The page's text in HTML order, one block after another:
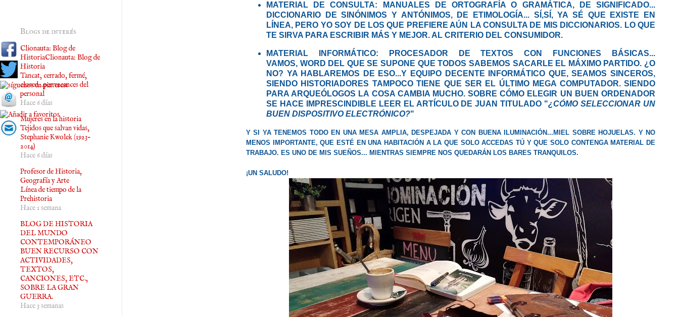
MATERIAL DE CONSULTA: MANUALES DE ORTOGRAFÍA O GRAMÁTICA, DE SIGNIFICADO...
DICCIONARIO DE SINÓNIMOS Y ANTÓNIMOS, DE ETIMOLOGÍA... SÍ,SÍ, YA SÉ QUE EXISTE EN
LÍNEA, PERO YO SOY DE LOS QUE PREFIERE AÚN LA CONSULTA DE MIS DICCIONARIOS. LO QUE
TE SIRVA PARA ESCRIBIR MÁS Y MEJOR. AL CRITERIO DEL CONSUMIDOR.
MATERIAL INFORMÁTICO: PROCESADOR DE TEXTOS CON FUNCIONES BÁSICAS...
VAMOS, WORD DEL QUE SE SUPONE QUE TODOS SABEMOS SACARLE EL MÁXIMO PARTIDO. ¿O
NO? YA HABLAREMOS DE ESO...Y EQUIPO DECENTE INFORMÁTICO QUE, SEAMOS SINCEROS,
SIENDO HISTORIADORES TAMPOCO TIENE QUE SER EL ÚLTIMO MEGA COMPUTADOR. SIENDO
PARA ARQUEÓLOGOS LA COSA CAMBIA MUCHO. SOBRE CÓMO ELEGIR UN BUEN ORDENADOR
SE HACE IMPRESCINDIBLE LEER EL ARTÍCULO DE JUAN TITULADO "¿CÓMO SELECCIONAR UN
BUEN DISPOSITIVO ELECTRÓNICO?"
Y SI YA TENEMOS TODO EN UNA MESA AMPLIA, DESPEJADA Y CON BUENA ILUMINACIÓN...MIEL SOBRE HOJUELAS. Y NO
MENOS IMPORTANTE,QUE ESTÉ EN UNA HABITACIÓN A LA QUE SOLO ACCEDAS TÚ Y QUE SOLO CONTENGA MATERIAL DE
TRABAJO. ES UNO DE MIS SUEÑOS... MIENTRAS SIEMPRE NOS QUEDARÁN LOS BARES TRANQUILOS.
¡UN SALUDO!
Blogs de interés
Clionauta: Blog de
HistoriaClionauta: Blog de
Historia
Tancat, cerrado, fermé,
closed…per vacances del
personal
Hace 6 días
Mujeres en la historia
Tejidos que salvan vidas,
Stephanie Kwolek (1923-
2014)
Hace 6 días
Profesor de Historia,
Geografía y Arte
Línea de tiempo de la
Prehistoria
Hace 1 semana
BLOG DE HISTORIA
DEL MUNDO
CONTEMPORÁNEO
BUEN RECURSO CON
ACTIVIDADES,
TEXTOS,
CANCIONES, ETC.,
SOBRE LA GRAN
GUERRA.
Hace 3 semanas